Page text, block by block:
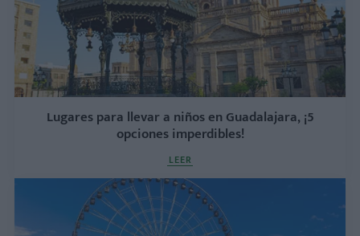
Lugares para llevar a niños en Guadalajara, ¡5
opciones imperdibles!
LEER